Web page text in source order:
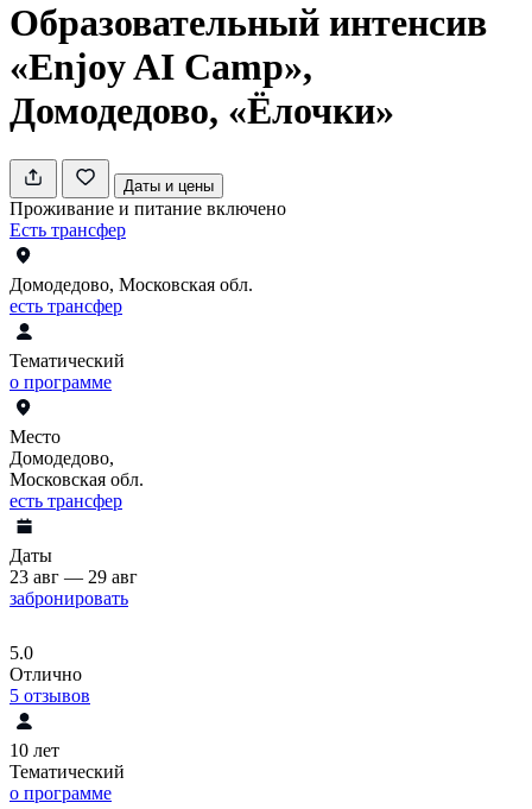
Образовательный интенсив
«Enjoy AI Camp»,
Домодедово, «Ёлочки»
Даты и цены
Проживание и питание включено
Есть трансфер
Домодедово, Московская обл.
есть трансфер
Тематический
о программе
Место
Домодедово,
Московская обл.
есть трансфер
Даты
23 авг — 29 авг
забронировать
5.0
Отлично
5 отзывов
10 лет
Тематический
о программе